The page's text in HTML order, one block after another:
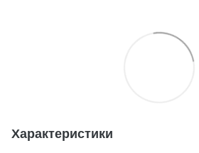
Характеристики